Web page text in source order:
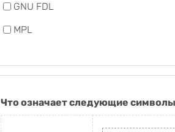
GNU FDL
MPL
Что означает следующие